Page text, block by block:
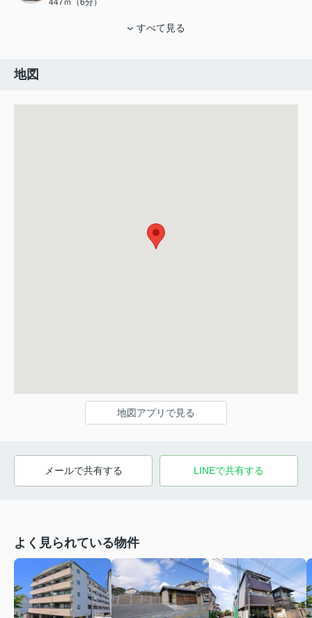
すべて見る
地図
地図アプリで見る
メールで共有する LINEで共有する
よく見られている物件